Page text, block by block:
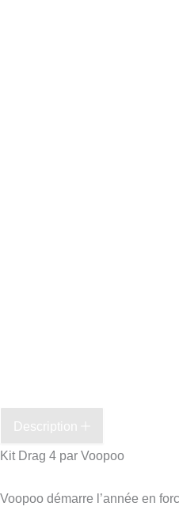
Description
Kit Drag 4 par Voopoo
Voopoo démarre l’année en